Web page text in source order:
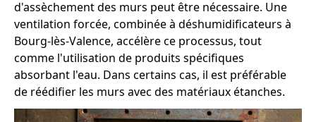
d'assèchement des murs peut être nécessaire. Une
ventilation forcée, combinée à déshumidificateurs à
Bourg-lès-Valence, accélère ce processus, tout
comme l'utilisation de produits spécifiques
absorbant l'eau. Dans certains cas, il est préférable
de réédifier les murs avec des matériaux étanches.